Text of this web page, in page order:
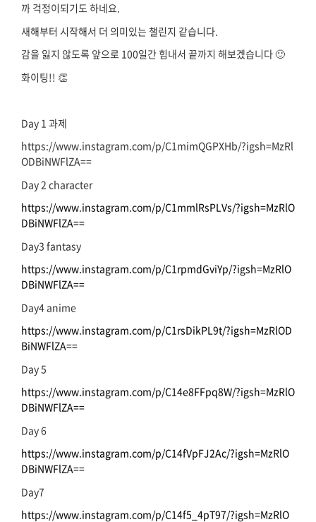
까 걱정이되기도 하네요.
새해부터 시작해서 더 의미있는 챌린지 같습니다.
감을 잃지 않도록 앞으로 100일간 힘내서 끝까지 해보겠습니다 🙂
화이팅!! 👏
Day 1 과제
https://www.instagram.com/p/C1mimQGPXHb/?igsh=MzRl
ODBiNWFlZA==
Day 2 character
https://www.instagram.com/p/C1mmlRsPLVs/?igsh=MzRlO
DBiNWFlZA==
Day3 fantasy
https://www.instagram.com/p/C1rpmdGviYp/?igsh=MzRlO
DBiNWFlZA==
Day4 anime
https://www.instagram.com/p/C1rsDikPL9t/?igsh=MzRlOD
BiNWFlZA==
Day 5
https://www.instagram.com/p/C14e8FFpq8W/?igsh=MzRlO
DBiNWFlZA==
Day 6
https://www.instagram.com/p/C14fVpFJ2Ac/?igsh=MzRlO
DBiNWFlZA==
Day7
https://www.instagram.com/p/C14f5_4pT97/?igsh=MzRlO